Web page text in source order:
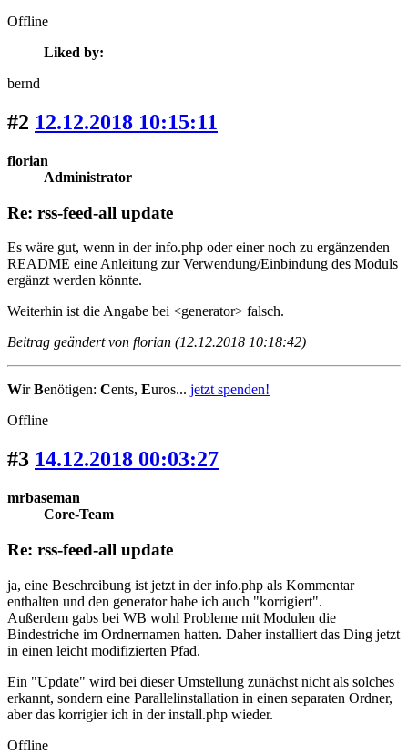
Offline
Liked by:
bernd
#2 12.12.2018 10:15:11
florian
Administrator
Re: rss-feed-all update
Es wäre gut, wenn in der info.php oder einer noch zu ergänzenden
README eine Anleitung zur Verwendung/Einbindung des Moduls
ergänzt werden könnte.
Weiterhin ist die Angabe bei <generator> falsch.
Beitrag geändert von florian (12.12.2018 10:18:42)
WirBenötigen: Cents, Euros... jetzt spenden!
Offline
#3 14.12.2018 00:03:27
mrbaseman
Core-Team
Re: rss-feed-all update
ja, eine Beschreibung ist jetzt in der info.php als Kommentar
enthalten und den generator habe ich auch "korrigiert".
Außerdem gabs bei WB wohl Probleme mit Modulen die
Bindestriche im Ordnernamen hatten. Daher installiert das Ding jetzt
in einen leicht modifizierten Pfad.
Ein "Update" wird bei dieser Umstellung zunächst nicht als solches
erkannt, sondern eine Parallelinstallation in einen separaten Ordner,
aber das korrigier ich in der install.php wieder.
Offline